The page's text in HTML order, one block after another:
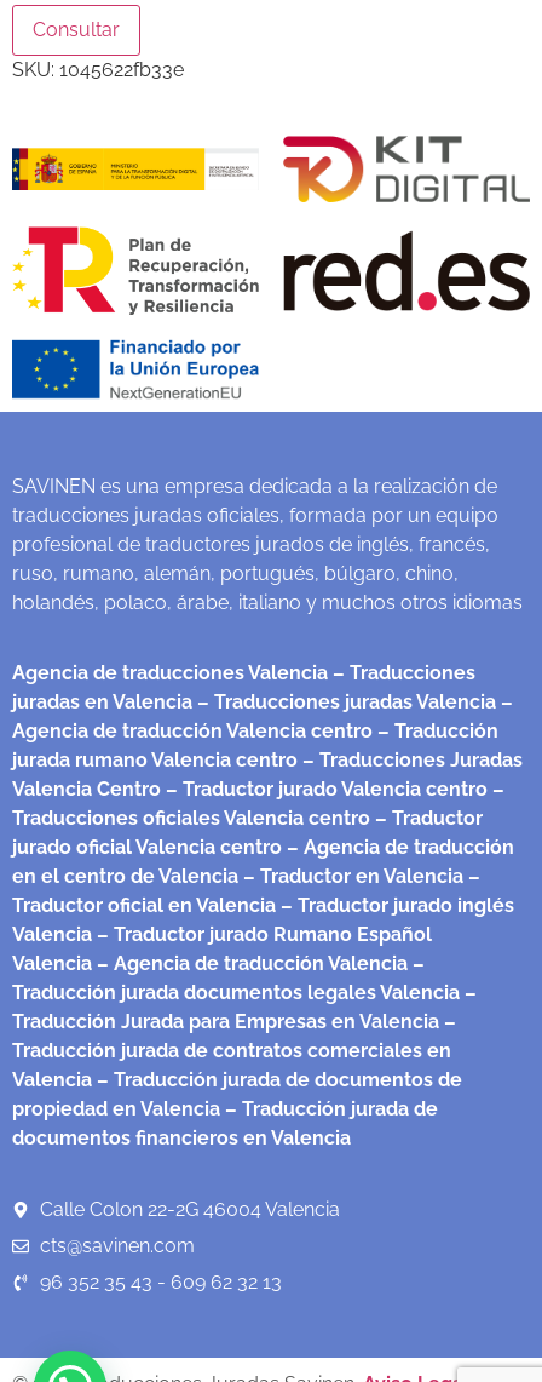
Consultar
SKU: 1045622fb33e
SAVINEN es una empresa dedicada a la realización de
traducciones juradas oficiales, formada por un equipo
profesional de traductores jurados de inglés, francés,
ruso, rumano, alemán, portugués, búlgaro, chino,
holandés, polaco, árabe, italiano y muchos otros idiomas
Agencia de traducciones Valencia – Traducciones
juradas en Valencia – Traducciones juradas Valencia –
Agencia de traducción Valencia centro – Traducción
jurada rumano Valencia centro – Traducciones Juradas
Valencia Centro – Traductor jurado Valencia centro –
Traducciones oficiales Valencia centro – Traductor
jurado oficial Valencia centro – Agencia de traducción
en el centro de Valencia – Traductor en Valencia –
Traductor oficial en Valencia – Traductor jurado inglés
Valencia – Traductor jurado Rumano Español
Valencia – Agencia de traducción Valencia –
Traducción jurada documentos legales Valencia –
Traducción Jurada para Empresas en Valencia –
Traducción jurada de contratos comerciales en
Valencia – Traducción jurada de documentos de
propiedad en Valencia – Traducción jurada de
documentos financieros en Valencia
Calle Colon 22-2G 46004 Valencia
cts@savinen.com
96 352 35 43 - 609 62 32 13